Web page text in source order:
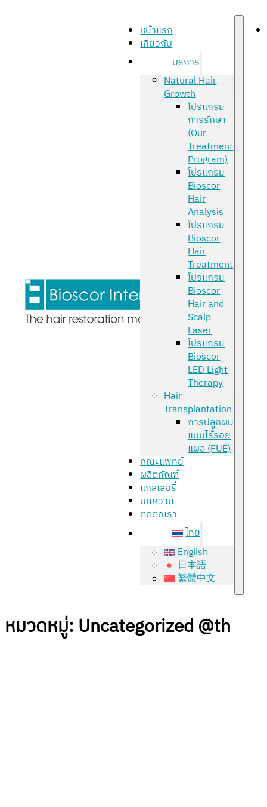
หน้าแรก
เกี่ยวกับ
บริการ
Natural Hair
Growth
โปรแกรม
การรักษา
(Our
Treatment
Program)
โปรแกรม
Bioscor
Hair
Analysis
โปรแกรม
Bioscor
Hair
Treatment
โปรแกรม
Bioscor
Hair and
Scalp
Laser
โปรแกรม
Bioscor
LED Light
Therapy
Hair
Transplantation
การปลูกผม
แบบไร้รอย
แผล (FUE)
คณะแพทย์
ผลิตภัณฑ์
แกลเลอรี่
บทความ
ติดต่อเรา
ไทย
English
日本語
繁體中文
หมวดหมู่: Uncategorized @th